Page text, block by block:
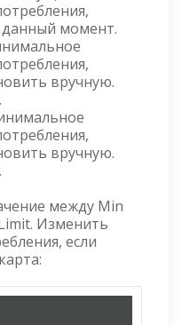
данный момент.
вручную.
вручную.
между Min
Изменить
если